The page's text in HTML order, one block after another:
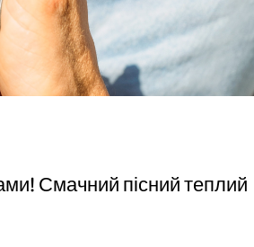
Смачний пісний теплий